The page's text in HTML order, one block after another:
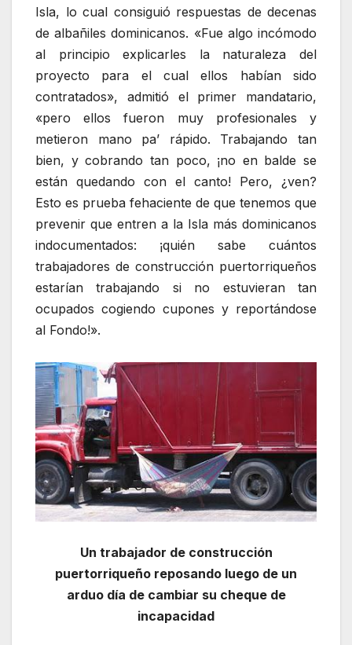
Isla, lo cual consiguió respuestas de decenas
de albañiles dominicanos. «Fue algo incómodo
al principio explicarles la naturaleza del
proyecto para el cual ellos habían sido
contratados», admitió el primer mandatario,
«pero ellos fueron muy profesionales y
metieron mano pa’ rápido. Trabajando tan
bien, y cobrando tan poco, ¡no en balde se
están quedando con el canto! Pero, ¿ven?
Esto es prueba fehaciente de que tenemos que
prevenir que entren a la Isla más dominicanos
indocumentados: ¡quién sabe cuántos
trabajadores de construcción puertorriqueños
estarían trabajando si no estuvieran tan
ocupados cogiendo cupones y reportándose
al Fondo!».
Un trabajador de construcción
puertorriqueño reposando luego de un
arduo día de cambiar su cheque de
incapacidad